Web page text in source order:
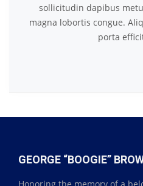
sollicitudin dapibus
magna lobortis congue.
porta
GEORGE “BOOGIE”